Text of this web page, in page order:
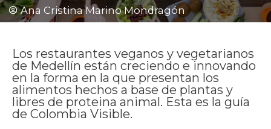
Ana Cristina Marino Mondragón
Los restaurantes veganos y vegetarianos
de Medellín están creciendo e innovando
en la forma en la que presentan los
alimentos hechos a base de plantas y
libres de proteina animal. Esta es la guía
de Colombia Visible.